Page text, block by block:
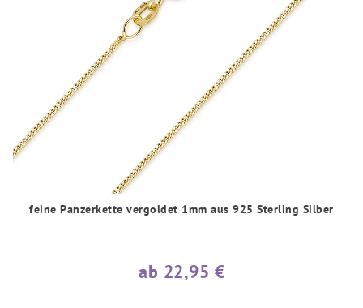
feine Panzerkette vergoldet 1mm aus 925 Sterling Silber
ab 22,95 €